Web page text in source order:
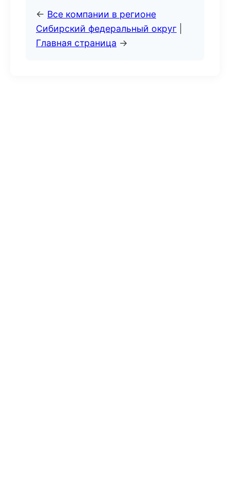
← Все компании в регионе
Сибирский федеральный округ
Главная страница →